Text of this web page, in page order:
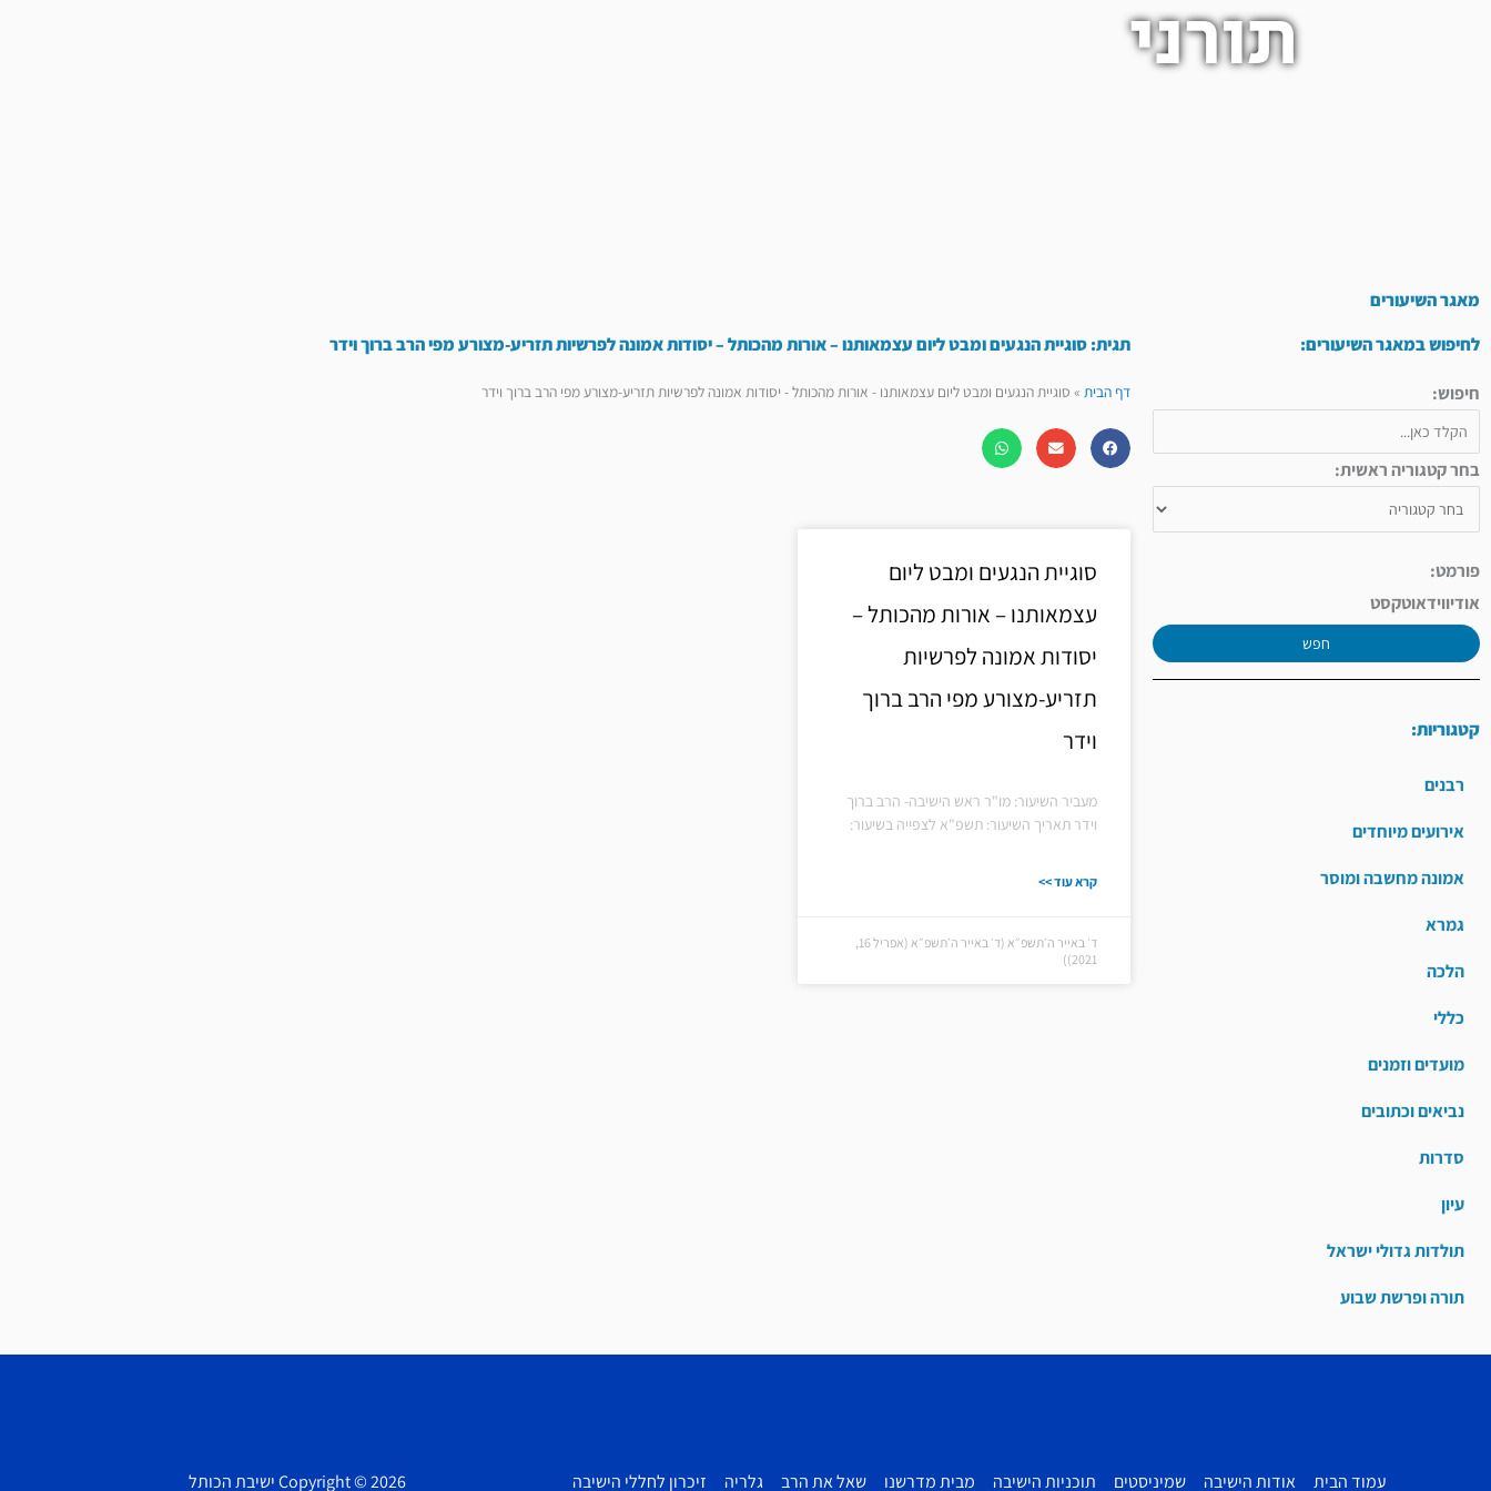
תורני
מאגר השיעורים
לחיפוש במאגר השיעורים:
חיפוש:
בחר קטגוריה ראשית:
פורמט:
אודיווידאוטקסט
חפש
קטגוריות:
רבנים
אירועים מיוחדים
אמונה מחשבה ומוסר
גמרא
הלכה
כללי
מועדים וזמנים
נביאים וכתובים
סדרות
עיון
תולדות גדולי ישראל
תורה ופרשת שבוע
תגית: סוגיית הנגעים ומבט ליום עצמאותנו – אורות מהכותל – יסודות אמונה לפרשיות תזריע-מצורע מפי הרב ברוך וידר
דף הבית» סוגיית הנגעים ומבט ליום עצמאותנו - אורות מהכותל - יסודות אמונה לפרשיות תזריע-מצורע מפי הרב ברוך וידר
סוגיית הנגעים ומבט ליום
עצמאותנו – אורות מהכותל –
יסודות אמונה לפרשיות
תזריע-מצורע מפי הרב ברוך
וידר
מעביר השיעור: מו"ר ראש הישיבה- הרב ברוך
וידר תאריך השיעור: תשפ"א לצפייה בשיעור:
קרא עוד >>
ד׳ באייר ה׳תשפ״א (ד׳ באייר ה׳תשפ״א (אפריל 16,
2021))
עמוד הבית אודות הישיבה שמיניסטים תוכניות הישיבה מבית מדרשנו שאל את הרב גלריה זיכרון לחללי הישיבה Copyright © 2026 ישיבת הכותל